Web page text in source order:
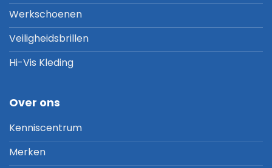
Werkschoenen
Veiligheidsbrillen
Hi-Vis Kleding
Over ons
Kenniscentrum
Merken